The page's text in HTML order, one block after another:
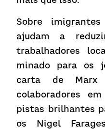
Sobre
ajudam a
trabalhadores
minado para os
carta de
colaboradores
pistas brilhantes
os Nigel